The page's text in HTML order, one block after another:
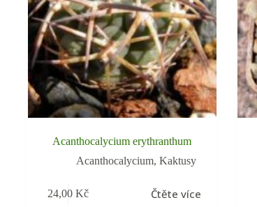
Acanthocalycium erythranthum
Acanthocalycium, Kaktusy
24,00 Kč Čtěte více